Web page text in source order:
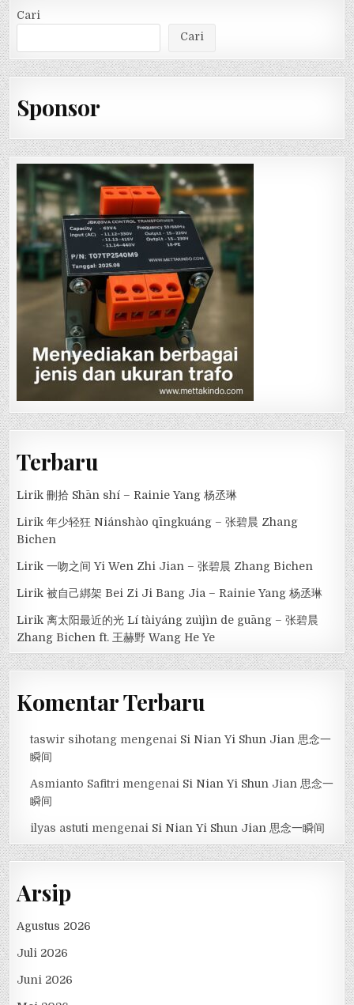
Cari
Cari
Sponsor
Terbaru
Lirik 刪拾 Shān shí – Rainie Yang 杨丞琳
Lirik 年少轻狂 Niánshào qīngkuáng – 张碧晨 Zhang
Bichen
Lirik 一吻之间 Yi Wen Zhi Jian – 张碧晨 Zhang Bichen
Lirik 被自己綁架 Bei Zi Ji Bang Jia – Rainie Yang 杨丞琳
Lirik 离太阳最近的光 Lí tàiyáng zuìjìn de guāng – 张碧晨
Zhang Bichen ft. 王赫野 Wang He Ye
Komentar Terbaru
taswir sihotang mengenai Si Nian Yi Shun Jian 思念一
瞬间
Asmianto Safitri mengenai Si Nian Yi Shun Jian 思念一
瞬间
ilyas astuti mengenai Si Nian Yi Shun Jian 思念一瞬间
Arsip
Agustus 2026
Juli 2026
Juni 2026